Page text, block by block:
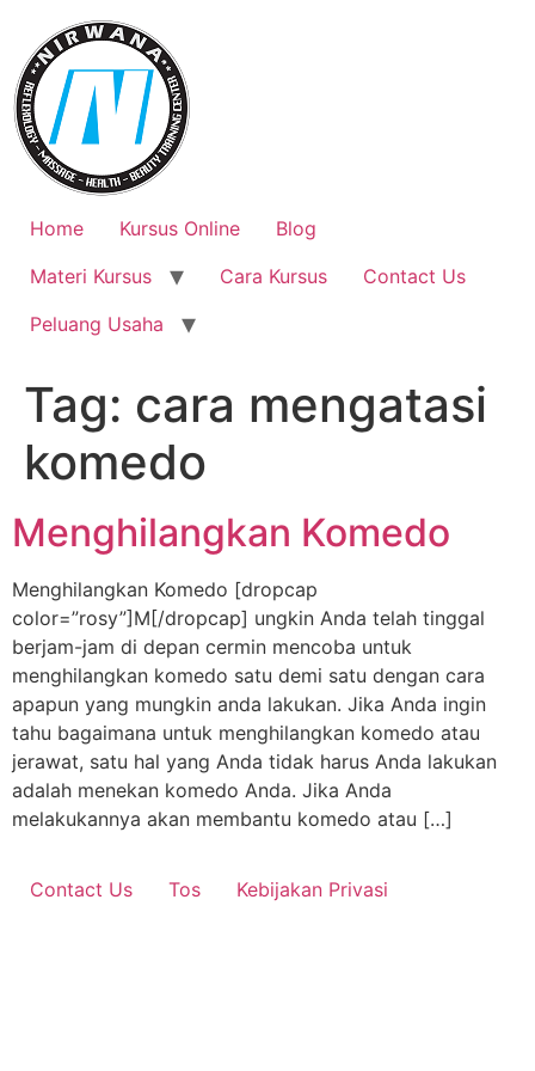
content
Home Kursus Online
Blog
Materi Kursus
Cara Kursus
Contact Us
Peluang Usaha
Tag: cara mengatasi
komedo
Menghilangkan Komedo
Menghilangkan Komedo [dropcap
color=”rosy”]M[/dropcap] ungkin Anda telah tinggal
berjam-jam di depan cermin mencoba untuk
menghilangkan komedo satu demi satu dengan cara
apapun yang mungkin anda lakukan. Jika Anda ingin
tahu bagaimana untuk menghilangkan komedo atau
jerawat, satu hal yang Anda tidak harus Anda lakukan
adalah menekan komedo Anda. Jika Anda
melakukannya akan membantu komedo atau […]
Contact Us Tos Kebijakan Privasi